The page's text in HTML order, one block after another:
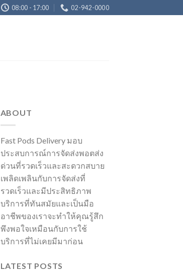
08:00 - 17:00 02-942-0000
ABOUT
Fast Pods Delivery มอบ
ประสบการณ์การจัดส่งพอตส่ง
ด่วนที่รวดเร็วและสะดวกสบาย
เพลิดเพลินกับการจัดส่งที่
รวดเร็วและมีประสิทธิภาพ
บริการที่ทันสมัยและเป็นมือ
อาชีพของเราจะทำให้คุณรู้สึก
พึงพอใจเหมือนกับการใช้
บริการที่ไม่เคยมีมาก่อน
LATEST POSTS